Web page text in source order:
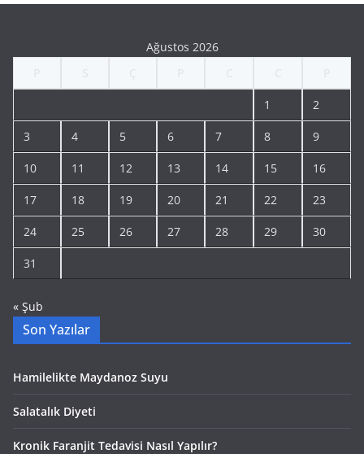
Ağustos 2026
1 2
3 4 5 6 7 8 9
10 11 12 13 14 15 16
17 18 19 20 21 22 23
24 25 26 27 28 29 30
31
« Şub
Son Yazılar
Hamilelikte Maydanoz Suyu
Salatalık Diyeti
Kronik Faranjit Tedavisi Nasıl Yapılır?